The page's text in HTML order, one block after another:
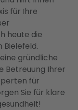
für Ihre
heute die
Bielefeld.
gründliche
Betreuung Ihrer
für
Sie für klare